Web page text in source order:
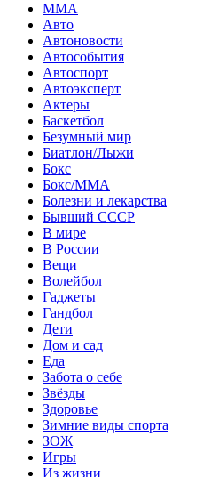
MMA
Авто
Автоновости
Автособытия
Автоспорт
Автоэксперт
Актеры
Баскетбол
Безумный мир
Биатлон/Лыжи
Бокс
Бокс/MMA
Болезни и лекарства
Бывший СССР
В мире
В России
Вещи
Волейбол
Гаджеты
Гандбол
Дети
Дом и сад
Еда
Забота о себе
Звёзды
Здоровье
Зимние виды спорта
ЗОЖ
Игры
Из жизни